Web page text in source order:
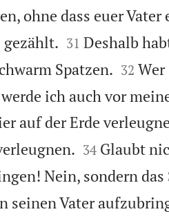
ohne dass euer Vater
gezählt.
31 Deshalb
Spatzen.
32
ich auch vor
auf der Erde

34 Glaubt
Nein, sondern das
seinen Vater